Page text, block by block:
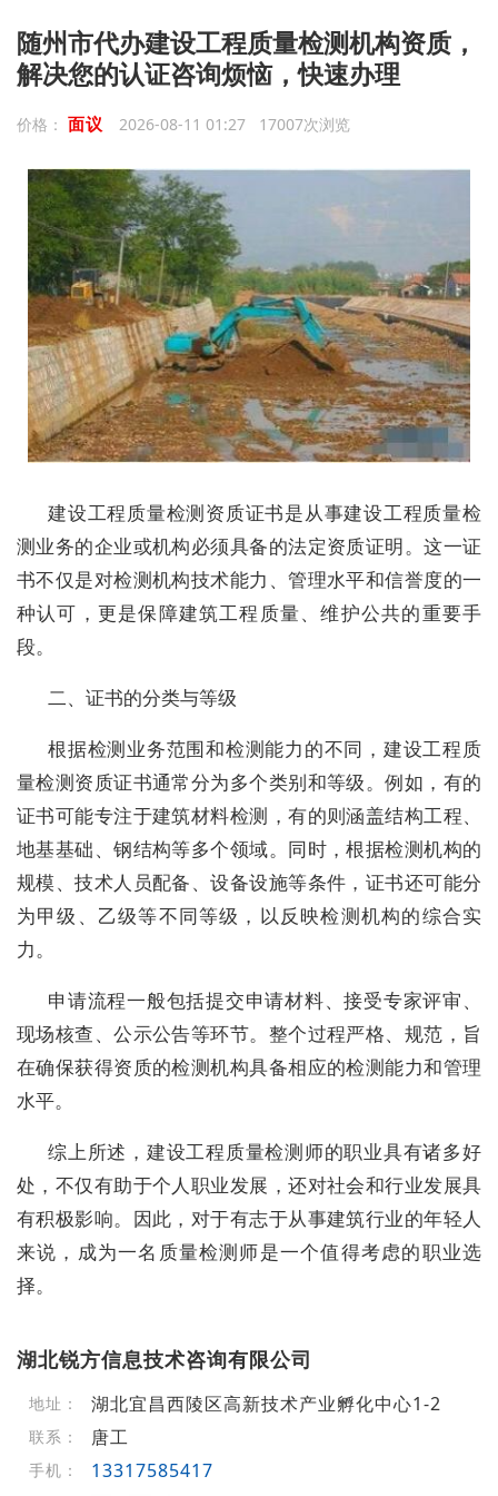
随州市代办建设工程质量检测机构资质，
解决您的认证咨询烦恼，快速办理
价格： 面议 2026-08-11 01:27 17007次浏览
建设工程质量检测资质证书是从事建设工程质量检
测业务的企业或机构必须具备的法定资质证明。这一证
书不仅是对检测机构技术能力、管理水平和信誉度的一
种认可，更是保障建筑工程质量、维护公共的重要手
段。
‌二、证书的分类与等级‌
根据检测业务范围和检测能力的不同，建设工程质
量检测资质证书通常分为多个类别和等级。例如，有的
证书可能专注于建筑材料检测，有的则涵盖结构工程、
地基基础、钢结构等多个领域。同时，根据检测机构的
规模、技术人员配备、设备设施等条件，证书还可能分
为甲级、乙级等不同等级，以反映检测机构的综合实
力。
申请流程一般包括提交申请材料、接受专家评审、
现场核查、公示公告等环节。整个过程严格、规范，旨
在确保获得资质的检测机构具备相应的检测能力和管理
水平。
综上所述，建设工程质量检测师的职业具有诸多好
处，不仅有助于个人职业发展，还对社会和行业发展具
有积极影响。因此，对于有志于从事建筑行业的年轻人
来说，成为一名质量检测师是一个值得考虑的职业选
择。
湖北锐方信息技术咨询有限公司
地址： 湖北宜昌西陵区高新技术产业孵化中心1-2
联系： 唐工
手机： 13317585417